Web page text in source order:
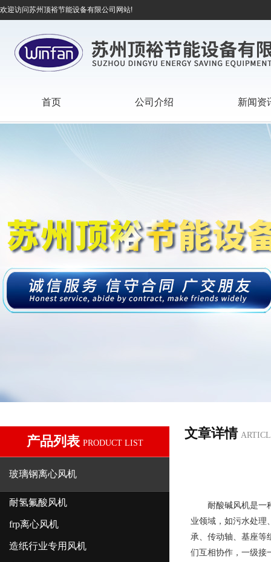
欢迎访问苏州顶裕节能设备有限公司网站!
首页 公司介绍 新闻资
产品列表 PRODUCT LIST
玻璃钢离心风机
耐氢氟酸风机
frp离心风机
造纸行业专用风机
文章详情
耐酸碱风机是一
业领域，如污水处理
承、传动轴、基座等
们互相协作，一级接